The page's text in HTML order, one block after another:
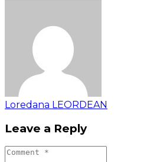
Loredana LEORDEAN
Leave a Reply